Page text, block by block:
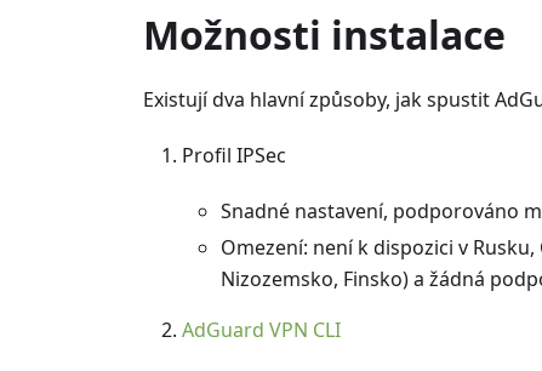
Možnosti instalace
Existují dva hlavní způsoby, jak spustit
Profil IPSec
Snadné nastavení, podporováno
Omezení: není k dispozici v
Nizozemsko, Finsko) a žádná
AdGuard VPN CLI